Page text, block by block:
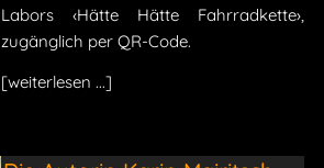
Labors ‹Hätte Hätte Fahrradkette›,
zugänglich per QR-Code.
[weiterlesen ...]